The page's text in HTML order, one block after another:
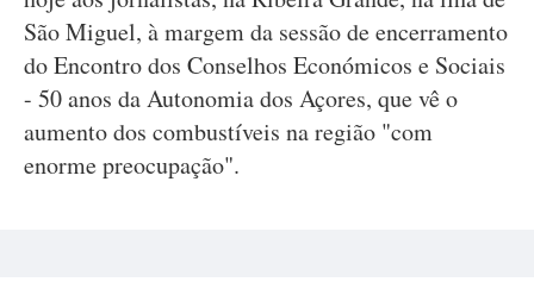
São Miguel, à margem da sessão de encerramento
do Encontro dos Conselhos Económicos e Sociais
- 50 anos da Autonomia dos Açores, que vê o
aumento dos combustíveis na região "com
enorme preocupação".